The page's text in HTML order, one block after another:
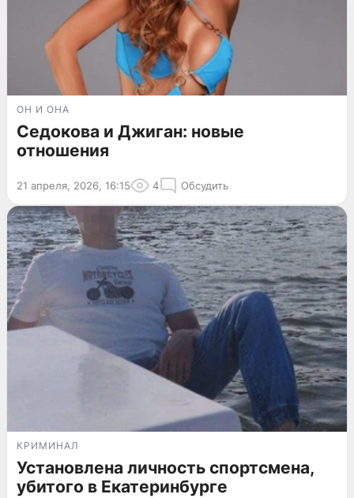
ОН И ОНА
Седокова и Джиган: новые
отношения
21 апреля, 2026, 16:15 4 Обсудить
КРИМИНАЛ
Установлена личность спортсмена,
убитого в Екатеринбурге